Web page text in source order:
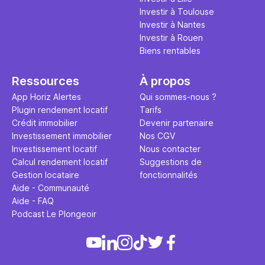
Investir à Toulouse
Investir à Nantes
Investir à Rouen
Biens rentables
Ressources
App Horiz Alertes
Plugin rendement locatif
Crédit immobilier
Investissement immobilier
Investissement locatif
Calcul rendement locatif
Gestion locataire
Aide - Communauté
Aide - FAQ
Podcast Le Plongeoir
À propos
Qui sommes-nous ?
Tarifs
Devenir partenaire
Nos CGV
Nous contacter
Suggestions de
fonctionnalités